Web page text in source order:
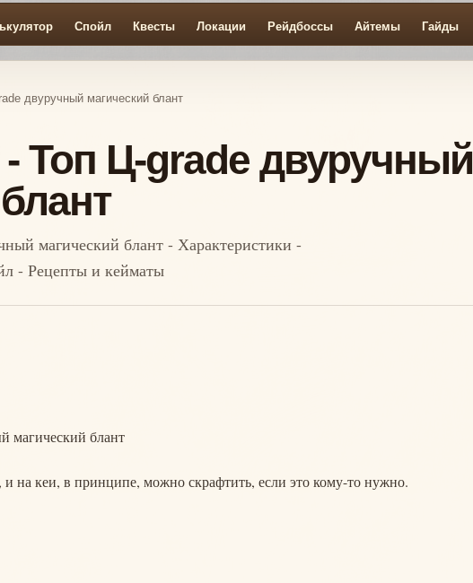
Спойл Квесты Локации Рейдбоссы Айтемы Гайды
двуручный магический блант
Топ Ц-grade двуручный
магический блант - Характеристики -
- Рецепты и кейматы
магический блант
и на кеи, в принципе, можно скрафтить, если это кому-то нужно.